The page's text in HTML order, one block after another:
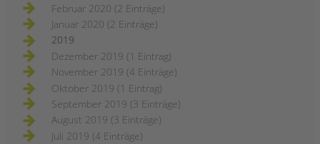
Februar 2020 (2 Einträge)
Januar 2020 (2 Einträge)
2019
Dezember 2019 (1 Eintrag)
November 2019 (4 Einträge)
Oktober 2019 (1 Eintrag)
September 2019 (3 Einträge)
August 2019 (3 Einträge)
Juli 2019 (4 Einträge)